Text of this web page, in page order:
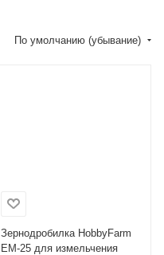
По умолчанию (убывание)
Зернодробилка HobbyFarm
EM-25 для измельчения